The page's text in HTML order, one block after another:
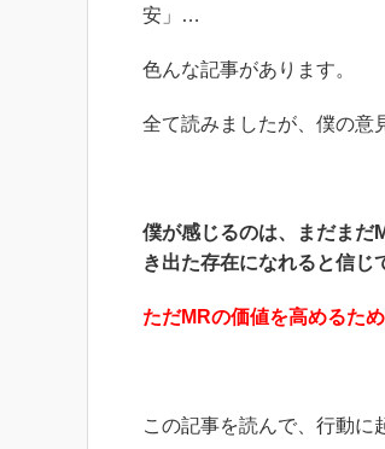
安」…
色んな記事があります。
全て読みましたが、僕の意
僕が感じるのは、まだまだ
き出た存在になれると信じ
ただMRの価値を高めるた
この記事を読んで、行動に